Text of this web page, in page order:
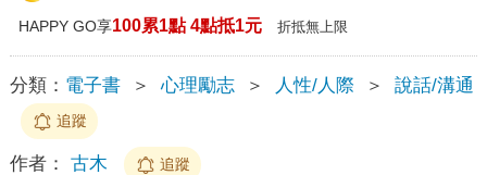
HAPPY GO享100累1點 4點抵1元 折抵無上限
分類： 電子書 ＞ 心理勵志 ＞ 人性/人際 ＞ 說話/溝通
追蹤
作者： 古木 追蹤